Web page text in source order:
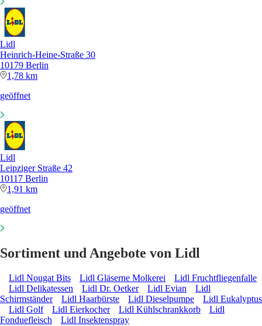
Lidl
Heinrich-Heine-Straße 30
10179 Berlin
1,78 km
geöffnet
Lidl
Leipziger Straße 42
10117 Berlin
1,91 km
geöffnet
Sortiment und Angebote von Lidl
Lidl Nougat Bits Lidl Gläserne Molkerei
Lidl Fruchtfliegenfalle
Lidl Delikatessen
Lidl Dr. Oetker Lidl Evian
Lidl
Schirmständer
Lidl Haarbürste Lidl Dieselpumpe
Lidl Eukalyptus
Lidl Golf
Lidl Eierkocher Lidl Kühlschrankkorb
Lidl
Fonduefleisch
Lidl Insektenspray